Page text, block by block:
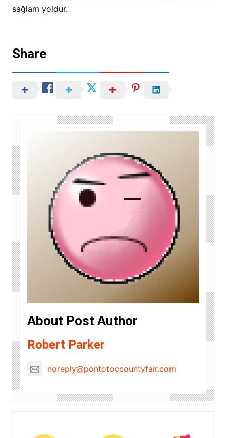
sağlam yoldur.
Share
About Post Author
Robert Parker
noreply@pontotoccountyfair.com